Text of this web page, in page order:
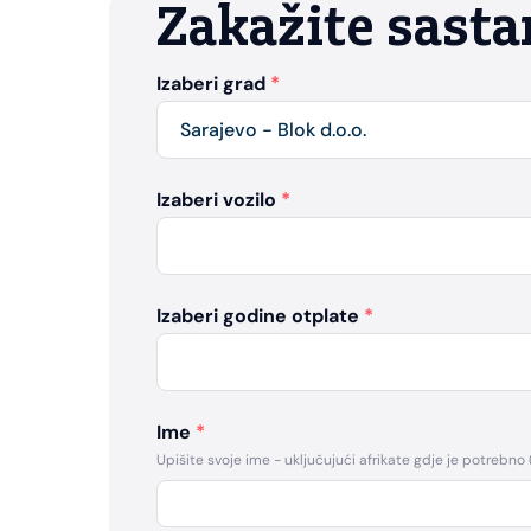
Zakažite
Izaberi grad *
Izaberi vozilo *
Izaberi godine otplate *
Ime *
Upišite svoje ime - uključujući afrikate gdje je potrebno